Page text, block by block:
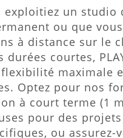
exploitiez un studio
ou que
à distance sur le
durées courtes,
maximale
Optez pour nos
à court terme (1
pour des
ou assurez-